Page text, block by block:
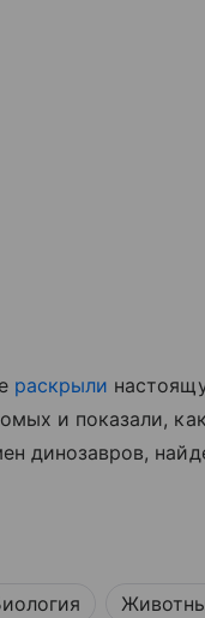
раскрыли
и показали, как
динозавров,